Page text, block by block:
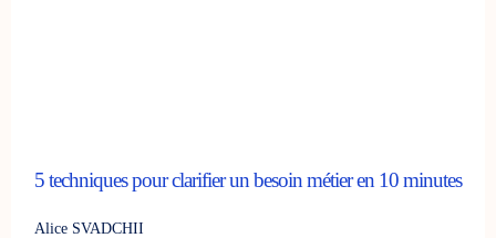
5 techniques pour clarifier un besoin métier en 10 minutes
Alice SVADCHII